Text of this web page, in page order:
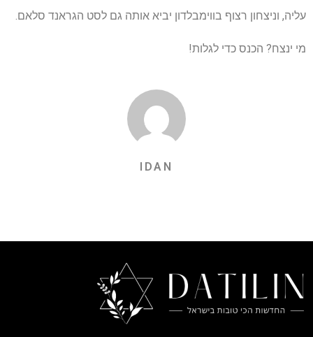
עליה, וניצחון רצוף בווימבלדון יביא אותה גם לסט הגראנד סלאם.
מי ינצח? הכנס כדי לגלות!
IDAN